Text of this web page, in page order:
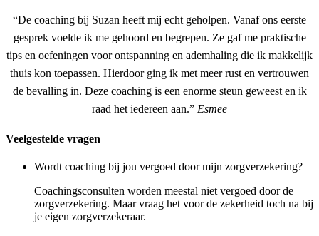
“De coaching bij Suzan heeft mij echt geholpen. Vanaf ons eerste
gesprek voelde ik me gehoord en begrepen. Ze gaf me praktische
tips en oefeningen voor ontspanning en ademhaling die ik makkelijk
thuis kon toepassen. Hierdoor ging ik met meer rust en vertrouwen
de bevalling in. Deze coaching is een enorme steun geweest en ik
raad het iedereen aan.” Esmee
Veelgestelde vragen
Wordt coaching bij jou vergoed door mijn zorgverzekering?
Coachingsconsulten worden meestal niet vergoed door de
zorgverzekering. Maar vraag het voor de zekerheid toch na bij
je eigen zorgverzekeraar.